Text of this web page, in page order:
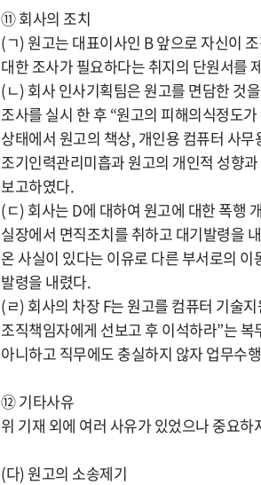
⑪ 회사의 조치
(ㄱ) 원고는 대표이사인 B 앞으로 자신이
대한 조사가 필요하다는 취지의 단원서를
(ㄴ) 회사 인사기획팀은 원고를 면담한 것
조사를 실시 한 후 “원고의 피해의식정도
상태에서 원고의 책상, 개인용 컴퓨터 사
조기인력관리미흡과 원고의 개인적 성향
보고하였다.
(ㄷ) 회사는 D에 대하여 원고에 대한 폭행
실장에서 면직조치를 취하고 대기발령을
온 사실이 있다는 이유로 다른 부서로의
발령을 내렸다.
(ㄹ) 회사의 차장 F는 원고를 컴퓨터 기술
조직책임자에게 선보고 후 이석하라”는
아니하고 직무에도 충실하지 않자 업무수
⑫ 기타사유
위 기재 외에 여러 사유가 있었으나 중요
(다) 원고의 소송제기